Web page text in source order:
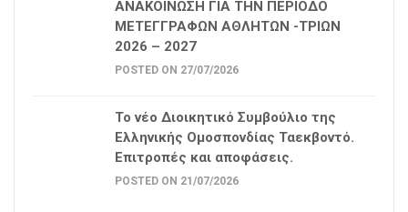
ΑΝΑΚΟΙΝΩΣΗ ΓΙΑ ΤΗΝ ΠΕΡΙΟΔΟ
ΜΕΤΕΓΓΡΑΦΩΝ ΑΘΛΗΤΩΝ -ΤΡΙΩΝ
2026 – 2027
POSTED ON 27/07/2026
Το νέο Διοικητικό Συμβούλιο της
Ελληνικής Ομοσπονδίας Ταεκβοντό.
Επιτροπές και αποφάσεις.
POSTED ON 21/07/2026